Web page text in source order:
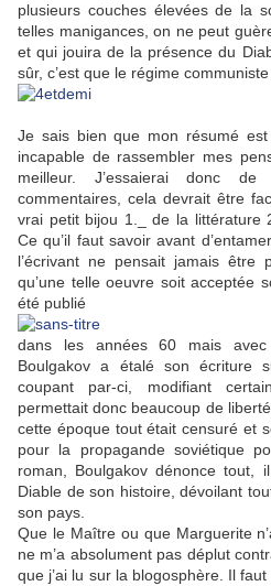
plusieurs couches élevées de la
telles manigances, on ne peut
et qui jouira de la présence du
sûr, c’est que le régime
Je sais bien que mon résumé
incapable de rassembler mes
meilleur. J’essaierai donc
commentaires, cela devrait être
vrai petit bijou 1._ de la littérature
Ce qu’il faut savoir avant
l’écrivant ne pensait jamais être
qu’une telle oeuvre soit acceptée
été publié
dans les années 60 mais
Boulgakov a étalé son écriture
coupant par-ci, modifiant
permettait donc beaucoup de
cette époque tout était censuré et
pour la propagande soviétique
roman, Boulgakov dénonce tout,
Diable de son histoire, dévoilant
son pays.
Que le Maître ou que Marguerite
ne m’a absolument pas déplut
que j’ai lu sur la blogosphère. Il